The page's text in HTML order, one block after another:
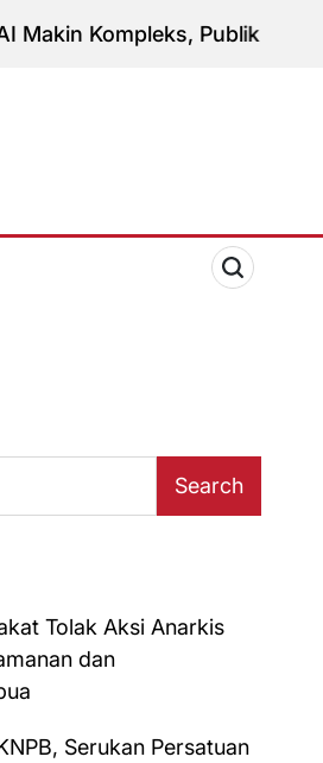
Publik Diminta
Search
Tolak Aksi Anarkis
dan
Serukan Persatuan